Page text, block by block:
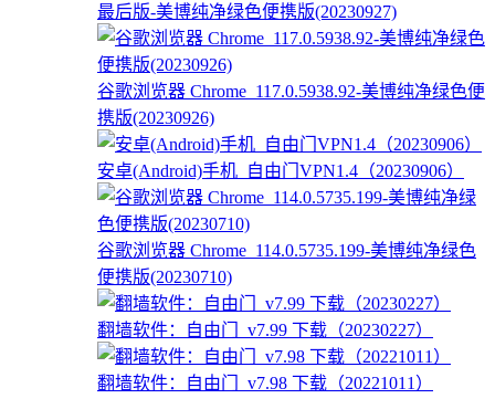
最后版-美博纯净绿色便携版(20230927)
谷歌浏览器 Chrome_117.0.5938.92-美博纯净绿色便
携版(20230926)
安卓(Android)手机_自由门VPN1.4（20230906）
谷歌浏览器 Chrome_114.0.5735.199-美博纯净绿色
便携版(20230710)
翻墙软件：自由门_v7.99 下载（20230227）
翻墙软件：自由门_v7.98 下载（20221011）